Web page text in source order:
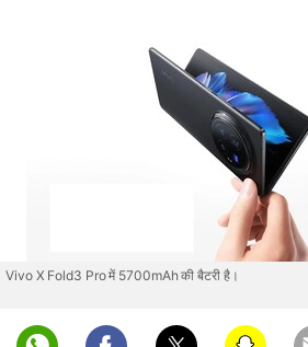
Vivo X Fold3 Pro में 5700mAh की बैटरी है।